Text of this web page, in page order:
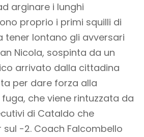
arginare i lunghi
proprio i primi squilli di
tener lontano gli avversari
Nicola, sospinta da un
arrivato dalla cittadina
per dare forza alla
che viene rintuzzata da
di Cataldo che
-2. Coach Falcombello